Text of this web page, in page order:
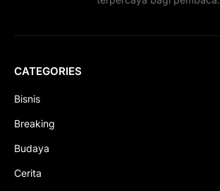
CATEGORIES
Bisnis
Breaking
Budaya
Cerita